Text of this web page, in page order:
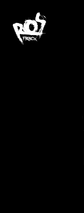
contenu